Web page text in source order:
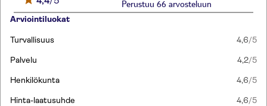
Perustuu 66 arvosteluun
Arviointiluokat
Turvallisuus 4,6/5
Palvelu 4,2/5
Henkilökunta 4,6/5
Hinta-laatusuhde 4,6/5